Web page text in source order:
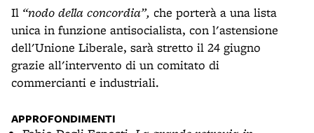
Il “nodo della concordia”, che porterà a una lista
unica in funzione antisocialista, con l'astensione
dell'Unione Liberale, sarà stretto il 24 giugno
grazie all'intervento di un comitato di
commercianti e industriali.
APPROFONDIMENTI